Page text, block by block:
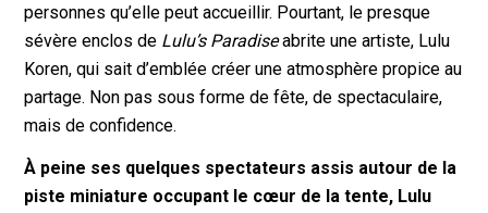
personnes qu’elle peut accueillir. Pourtant, le presque
sévère enclos de Lulu’s Paradiseabrite une artiste, Lulu
Koren, qui sait d’emblée créer une atmosphère propice au
partage. Non pas sous forme de fête, de spectaculaire,
mais de confidence.
À peine ses quelques spectateurs assis autour de la
piste miniature occupant le cœur de la tente, Lulu